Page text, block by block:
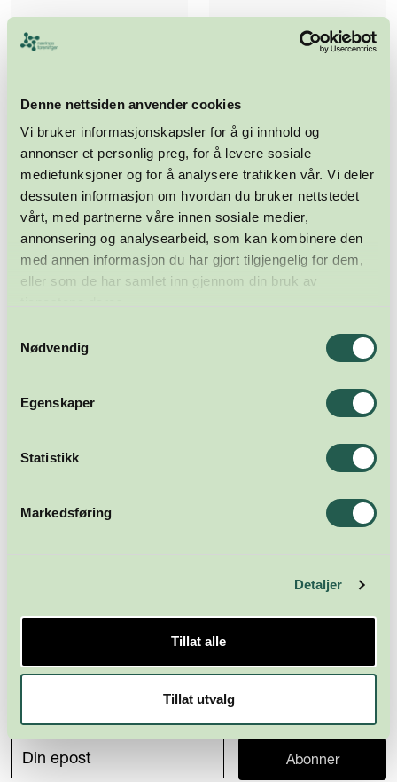
Denne nettsiden anvender cookies
Vi bruker informasjonskapsler for å gi innhold og
annonser et personlig preg, for å levere sosiale
mediefunksjoner og for å analysere trafikken vår. Vi deler
dessuten informasjon om hvordan du bruker nettstedet
vårt, med partnerne våre innen sosiale medier,
annonsering og analysearbeid, som kan kombinere den
med annen informasjon du har gjort tilgjengelig for dem,
eller som de har samlet inn gjennom din bruk av
Nødvendig
Egenskaper
Statistikk
Markedsføring
Detaljer
Tillat alle
Tillat utvalg
Meld deg på nyhetsbrevet
Abonner